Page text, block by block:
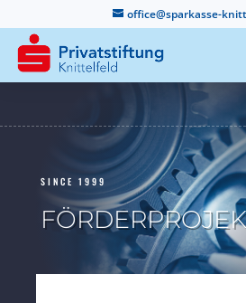
office@sparkasse-
SINCE 1999